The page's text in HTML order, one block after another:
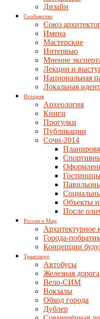
Дизайн
Сообщество
Союз
Имена
Мастерские
Интервью
Мнение
Лекции и
Национальная
Локальная
История
Археология
Книги
Прогулки
Публикации
Сочи-2014
Объекты
После
Россия и Мир
Архитектурное
Города-
Концепции
Транспорт
Автобусы
Железная дорога
Вело-СИМ
Вокзалы
Обход города
Дублер